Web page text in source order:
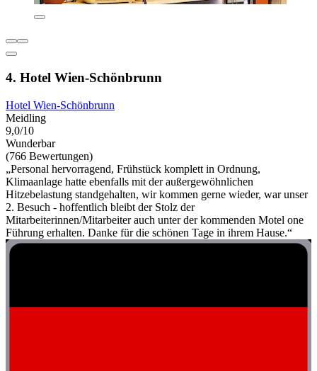
4. Hotel Wien-Schönbrunn
Hotel Wien-Schönbrunn
Meidling
9,0/10
Wunderbar
(766 Bewertungen)
„Personal hervorragend, Frühstück komplett in Ordnung,
Klimaanlage hatte ebenfalls mit der außergewöhnlichen
Hitzebelastung standgehalten, wir kommen gerne wieder, war unser
2. Besuch - hoffentlich bleibt der Stolz der
Mitarbeiterinnen/Mitarbeiter auch unter der kommenden Motel one
Führung erhalten. Danke für die schönen Tage in ihrem Hause.“